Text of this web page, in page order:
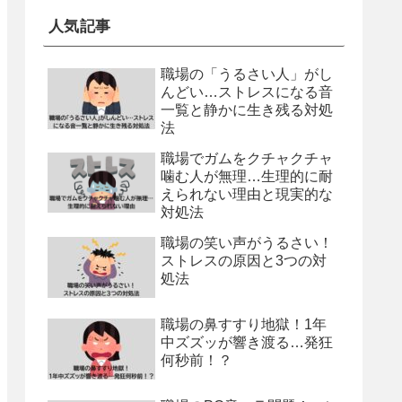
人気記事
職場の「うるさい人」がし
んどい…ストレスになる音
一覧と静かに生き残る対処
法
職場でガムをクチャクチャ
噛む人が無理…生理的に耐
えられない理由と現実的な
対処法
職場の笑い声がうるさい！
ストレスの原因と3つの対
処法
職場の鼻すすり地獄！1年
中ズズッが響き渡る…発狂
何秒前！？